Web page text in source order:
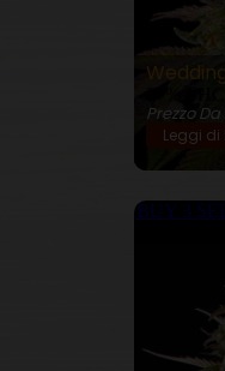
Prezzo Da
Leggi di
BUY 3